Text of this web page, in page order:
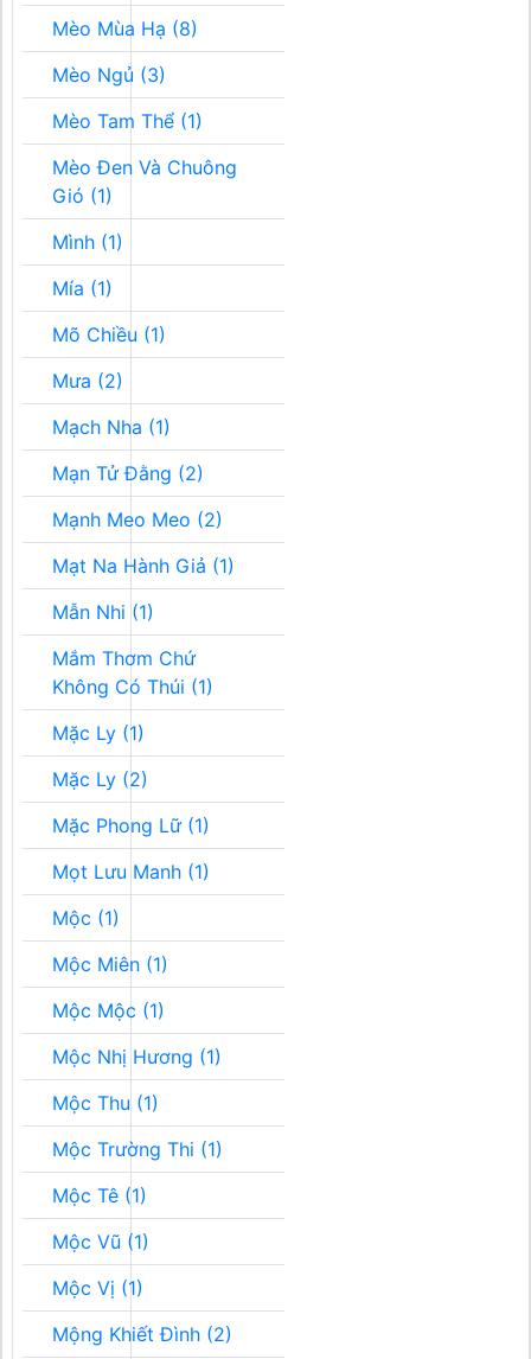
Mèo Mùa Hạ (8)
Mèo Ngủ (3)
Mèo Tam Thể (1)
Mèo Đen Và Chuông
Gió (1)
Mình (1)
Mía (1)
Mõ Chiều (1)
Mưa (2)
Mạch Nha (1)
Mạn Tử Đằng (2)
Mạnh Meo Meo (2)
Mạt Na Hành Giả (1)
Mẫn Nhi (1)
Mắm Thơm Chứ
Không Có Thúi (1)
Mặc Ly (1)
Mặc Ly (2)
Mặc Phong Lữ (1)
Mọt Lưu Manh (1)
Mộc (1)
Mộc Miên (1)
Mộc Mộc (1)
Mộc Nhị Hương (1)
Mộc Thu (1)
Mộc Trường Thi (1)
Mộc Tê (1)
Mộc Vũ (1)
Mộc Vị (1)
Mộng Khiết Đình (2)